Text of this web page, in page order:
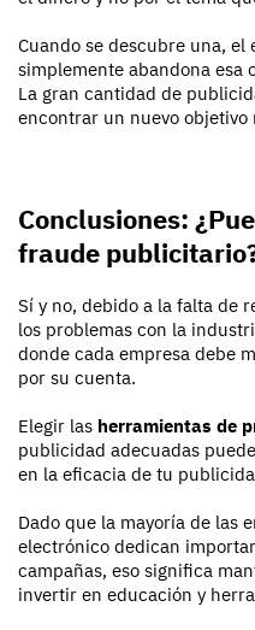
Cuando se descubre una, el
simplemente abandona esa
La gran cantidad de
encontrar un nuevo objetivo
Conclusiones:
fraude
Sí y no, debido a la falta de
los problemas con la
donde cada empresa debe
por su cuenta.
Elegir las herramientas de
publicidad adecuadas
en la eficacia de tu
Dado que la mayoría de las
electrónico dedican
campañas, eso significa
invertir en educación y